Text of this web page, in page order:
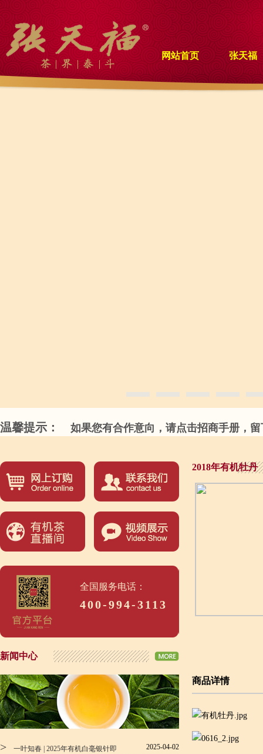
网站首页 张天福
温馨提示： 如果您有合作意向，请点击招商手册，
全国服务电话：
400-994-3113
新闻中心
> 一叶知春 | 2025年有机白毫银针即 2025-04-02
2018年有机牡丹
商品详情